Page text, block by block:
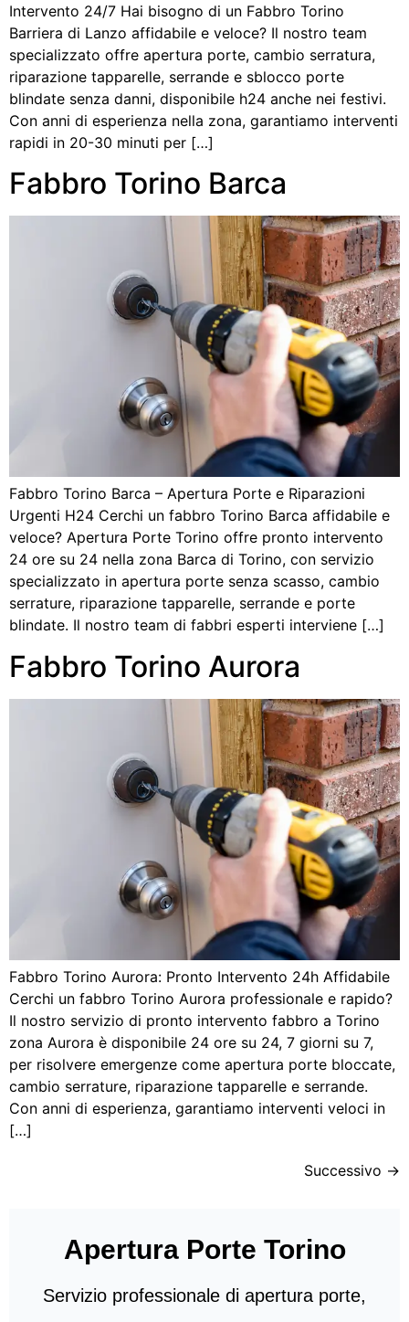
Intervento 24/7 Hai bisogno di un Fabbro Torino
Barriera di Lanzo affidabile e veloce? Il nostro team
specializzato offre apertura porte, cambio serratura,
riparazione tapparelle, serrande e sblocco porte
blindate senza danni, disponibile h24 anche nei festivi.
Con anni di esperienza nella zona, garantiamo interventi
rapidi in 20-30 minuti per […]
Fabbro Torino Barca
Fabbro Torino Barca – Apertura Porte e Riparazioni
Urgenti H24 Cerchi un fabbro Torino Barca affidabile e
veloce? Apertura Porte Torino offre pronto intervento
24 ore su 24 nella zona Barca di Torino, con servizio
specializzato in apertura porte senza scasso, cambio
serrature, riparazione tapparelle, serrande e porte
blindate. Il nostro team di fabbri esperti interviene […]
Fabbro Torino Aurora
Fabbro Torino Aurora: Pronto Intervento 24h Affidabile
Cerchi un fabbro Torino Aurora professionale e rapido?
Il nostro servizio di pronto intervento fabbro a Torino
zona Aurora è disponibile 24 ore su 24, 7 giorni su 7,
per risolvere emergenze come apertura porte bloccate,
cambio serrature, riparazione tapparelle e serrande.
Con anni di esperienza, garantiamo interventi veloci in
[…]
Successivo →
Apertura Porte Torino
Servizio professionale di apertura porte,